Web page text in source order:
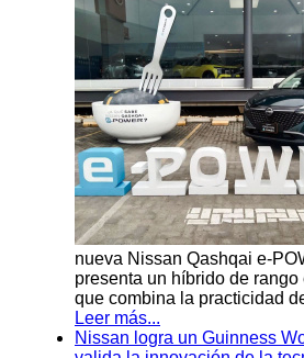
nueva Nissan Qashqai e-
presenta un híbrido de
que combina la practicidad
Leer más...
Nissan logra un Guinness